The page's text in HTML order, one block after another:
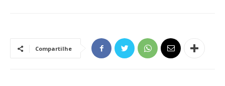
Compartilhe